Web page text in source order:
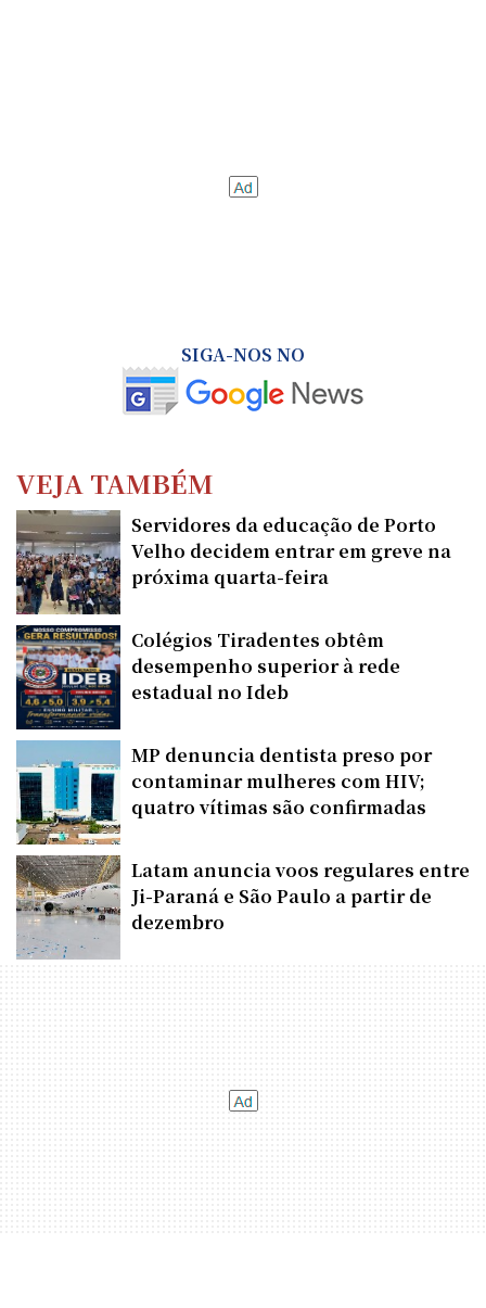
SIGA-NOS NO
VEJA TAMBÉM
Servidores da educação de Porto
Velho decidem entrar em greve na
próxima quarta-feira
Colégios Tiradentes obtêm
desempenho superior à rede
estadual no Ideb
MP denuncia dentista preso por
contaminar mulheres com HIV;
quatro vítimas são confirmadas
Latam anuncia voos regulares entre
Ji-Paraná e São Paulo a partir de
dezembro